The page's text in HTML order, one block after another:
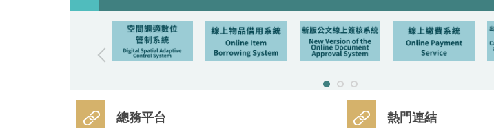
總務平台 熱門連結